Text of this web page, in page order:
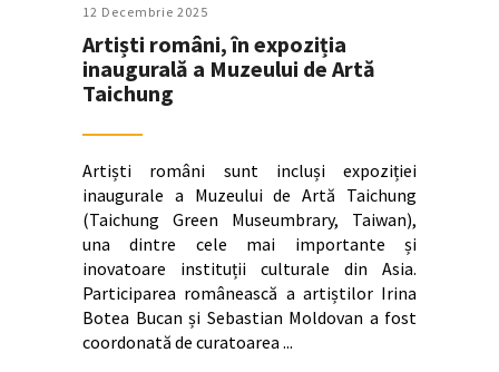
12 Decembrie 2025
Artiști români, în expoziția
inaugurală a Muzeului de Artă
Taichung
Artiști români sunt incluși expoziției
inaugurale a Muzeului de Artă Taichung
(Taichung Green Museumbrary, Taiwan),
una dintre cele mai importante și
inovatoare instituții culturale din Asia.
Participarea românească a artiștilor Irina
Botea Bucan și Sebastian Moldovan a fost
coordonată de curatoarea